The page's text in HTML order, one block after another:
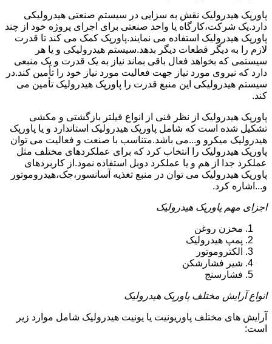
پاورپک هیدرولیک نقش به سزایی در سیستم صنعتی هیدرولیکی
دارد.یک شرکت،کارگاه یا واحد صنعتی برای اجرای پروژه خود از چند
پاورپک هیدرولیک استفاده می نمایند.پاورپک کمک می کند تا قدرت
لازم را به دیگر قطعات دیگر بدهد.سیستم هیدرولیکی و یا هر
سیستمی که بخواهد فعال باقی بماند نیاز به یک قدرت و یک منبعی
دارد که نیروی مورد نیاز جهت فعالیت مورد نیاز خود را تأمین کند.در
سیستم هیدرولیکی این منبع قدرت را پاورپک هیدرولیک تأمین می
کند.
پاورپک هیدرولیک از نظر فنی از انواع فیلتر بازگشتی و مکشی
تشکیل شده است که شامل پاورپک هیدرولیک استاندارد و یا پاورپک
هیدرولیک میکرو و...می باشد.متناسب با صنعت و فعالیت می توان
پاورپک هیدرولیک را انتخاب کرد که برای عملکردهای مختلف مثل
عملکرد جدا از هم و یا عملکرد دوبل استفاده نمود.از کاربردهای
پاورپک هیدرولیک می توان در منبع تغذیه آسانسور،جک،هیدروموتور
و...اشاره کرد.
اجزای مهم پاورپک هیدرولیک
مخزن روغن
پمپ هیدرولیک
الکتروموتور
شیر فشارشکن
فشارسنج
انواع آرایش مختلف پاورپک هیدرولیک
آرایش های مختلف پاوریونیت یا یونیت هیدرولیک شامل موارد زیر
است: